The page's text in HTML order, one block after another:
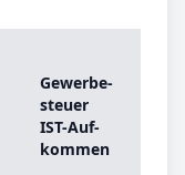
Ge­wer­be­
steu­er
IST-­Auf­
kom­men